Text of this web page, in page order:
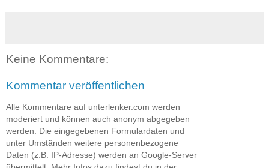
Keine Kommentare:
Kommentar veröffentlichen
Alle Kommentare auf unterlenker.com werden
moderiert und können auch anonym abgegeben
werden. Die eingegebenen Formulardaten und
unter Umständen weitere personenbezogene
Daten (z.B. IP-Adresse) werden an Google-Server